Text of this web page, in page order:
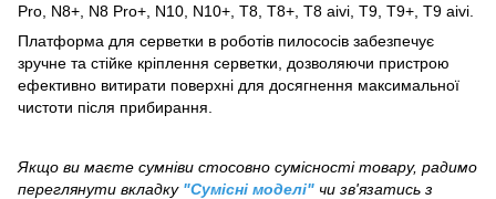
Pro, N8+, N8 Pro+, N10, N10+, T8, T8+, T8 aivi, T9, T9+, T9 aivi.
Платформа для серветки в роботів пилососів забезпечує
зручне та стійке кріплення серветки, дозволяючи пристрою
ефективно витирати поверхні для досягнення максимальної
чистоти після прибирання.
Якщо ви маєте сумніви стосовно сумісності товару, радимо
переглянути вкладку "Сумісні моделі" чи зв'язатись з